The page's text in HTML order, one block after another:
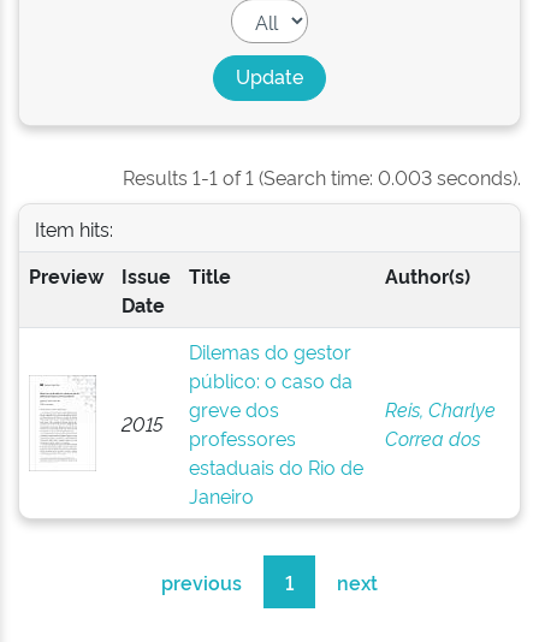
Results 1-1 of 1 (Search time: 0.003 seconds).
Item hits:
Preview
Issue
Date
Title Author(s)
2015
Dilemas do gestor
público: o caso da
greve dos
professores
estaduais do Rio de
Janeiro
Reis, Charlye
Correa dos
previous 1 next